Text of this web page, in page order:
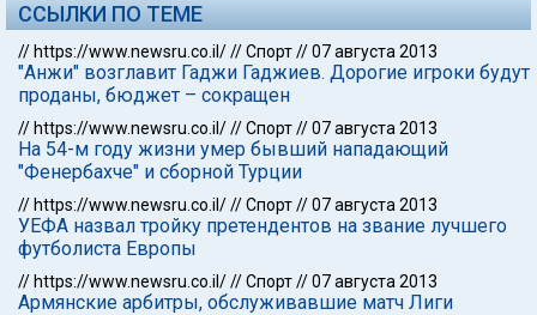
ССЫЛКИ ПО ТЕМЕ
// https://www.newsru.co.il///Спорт//07 августа 2013
"Анжи" возглавит Гаджи Гаджиев. Дорогие игроки будут
проданы, бюджет – сокращен
// https://www.newsru.co.il///Спорт//07 августа 2013
На 54-м году жизни умер бывший нападающий
"Фенербахче" и сборной Турции
// https://www.newsru.co.il///Спорт//07 августа 2013
УЕФА назвал тройку претендентов на звание лучшего
футболиста Европы
// https://www.newsru.co.il///Спорт//07 августа 2013
Армянские арбитры, обслуживавшие матч Лиги